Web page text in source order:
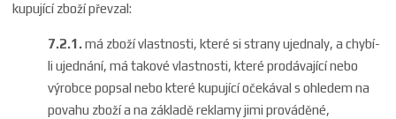
kupující zboží převzal:
7.2.1.má zboží vlastnosti, které si strany ujednaly, a chybí-
li ujednání, má takové vlastnosti, které prodávající nebo
výrobce popsal nebo které kupující očekával s ohledem na
povahu zboží a na základě reklamy jimi prováděné,